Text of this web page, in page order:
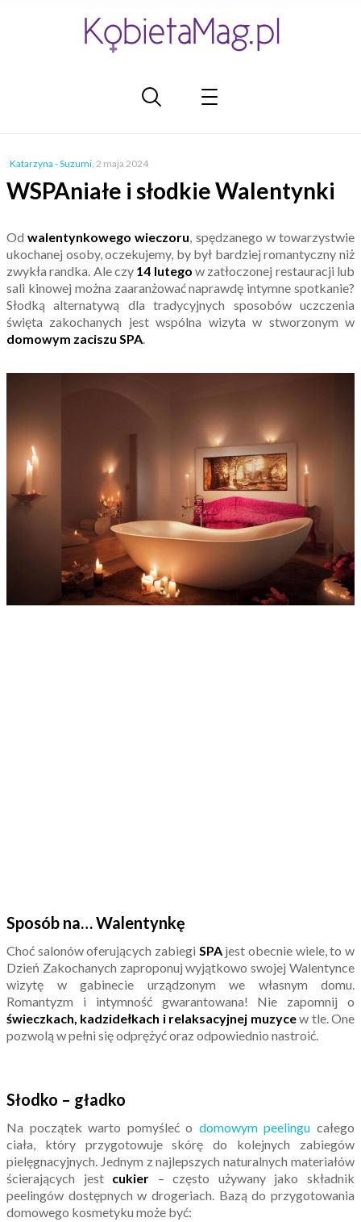
Katarzyna - Suzumi, 2 maja 2024
WSPAniałe i słodkie Walentynki
Odwalentynkowego wieczoru, spędzanego w towarzystwie
ukochanej osoby, oczekujemy, by był bardziej romantyczny niż
zwykła randka. Ale czy 14 lutego w zatłoczonej restauracji lub
sali kinowej można zaaranżować naprawdę intymne spotkanie?
Słodką alternatywą dla tradycyjnych sposobów uczczenia
święta zakochanych jest wspólna wizyta w stworzonym w
domowym zaciszu SPA.
Sposób na… Walentynkę
Choć salonów oferujących zabiegi SPAjest obecnie wiele, to w
Dzień Zakochanych zaproponuj wyjątkowo swojej Walentynce
wizytę w gabinecie urządzonym we własnym domu.
Romantyzm i intymność gwarantowana! Nie zapomnij o
świeczkach, kadzidełkach i relaksacyjnej muzycew tle. One
pozwolą w pełni się odprężyć oraz odpowiednio nastroić.
Słodko – gładko
Na początek warto pomyśleć o domowym peelingu całego
ciała, który przygotowuje skórę do kolejnych zabiegów
pielęgnacyjnych. Jednym z najlepszych naturalnych materiałów
ścierających jestcukier – często używany jako składnik
peelingów dostępnych w drogeriach. Bazą do przygotowania
domowego kosmetyku może być: